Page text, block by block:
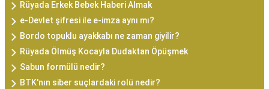
Rüyada Erkek Bebek Haberi Almak
e-Devlet şifresi ile e-imza aynı mı?
Bordo topuklu ayakkabı ne zaman giyilir?
Rüyada Ölmüş Kocayla Dudaktan Öpüşmek
Sabun formülü nedir?
BTK'nın siber suçlardaki rolü nedir?